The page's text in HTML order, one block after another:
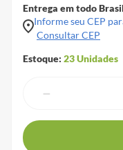
Entrega em todo
Informe seu CEP
Consultar CEP
Estoque: 23Unidades
－